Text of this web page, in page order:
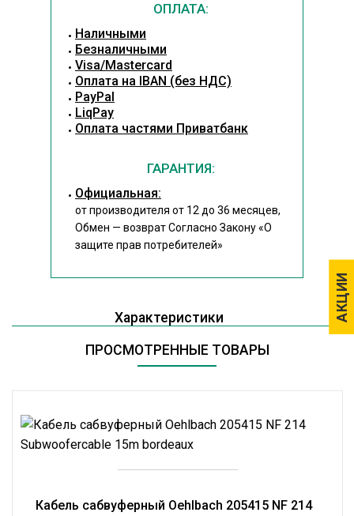
АКЦИИ
АКЦИИ
ОПЛАТА:
Наличными
Безналичными
Visa/Mastercard
Оплата на IBAN (без НДС)
PayPal
LiqPay
Оплата частями Приватбанк
ГАРАНТИЯ:
Официальная:
от производителя от 12 до 36 месяцев,
Обмен — возврат Согласно Закону«О
защите прав потребителей»
Характеристики
ПРОСМОТРЕННЫЕ ТОВАРЫ
Кабель сабвуферный Oehlbach 205415 NF 214